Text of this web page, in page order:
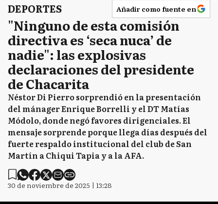
DEPORTES Añadir como fuente en
"Ninguno de esta comisión
directiva es ‘seca nuca’ de
nadie": las explosivas
declaraciones del presidente
de Chacarita
Néstor Di Pierro sorprendió en la presentación
del mánager Enrique Borrelli y el DT Matías
Módolo, donde negó favores dirigenciales. El
mensaje sorprende porque llega días después del
fuerte respaldo institucional del club de San
Martín a Chiqui Tapia y a la AFA.
30 de noviembre de 2025 | 13:28